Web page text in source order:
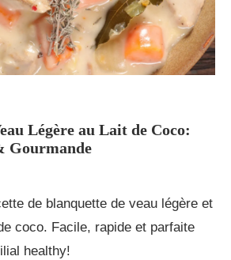
Légère au Lait de Coco:
Gourmande
de blanquette de veau légère et
coco. Facile, rapide et parfaite
healthy!